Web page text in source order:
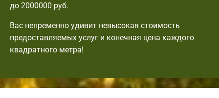
до 2000000 руб.
Вас непременно удивит невысокая стоимость
предоставляемых услуг и конечная цена каждого
квадратного метра!